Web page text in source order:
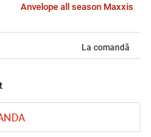
Anvelope all season Maxxis
La comandă